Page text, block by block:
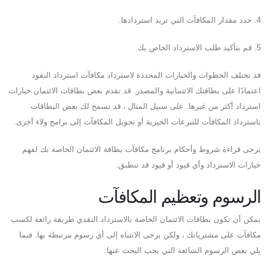
4. حدد مقدار المكافآت التي تريد استردادها.
5. قم بتأكيد طلب الاسترداد الخاص بك.
قد تختلف الخطوات والخيارات المحددة لاسترداد مكافآت استرداد النقود
اعتمادًا على بطاقتك الائتمانية والمصدر. قد تقدم بعض بطاقات الائتمان خيارات
استرداد أكثر من غيرها. على سبيل المثال ، قد تسمح لك بعض البطاقات
باسترداد المكافآت للتبرعات الخيرية أو تحويل المكافآت إلى برامج ولاء أخرى.
يرجى قراءة شروط وأحكام برنامج مكافآت بطاقة الائتمان الخاصة بك لفهم
خيارات الاسترداد وأي قيود أو قيود قد تنطبق.
الرسوم وتعظيم المكافآت
يمكن أن تكون بطاقات الائتمان الخاصة بالاسترداد النقدي طريقة رائعة لكسب
مكافآت على مشترياتك ، ولكن يرجى الانتباه إلى أي رسوم مرتبطة بها. فيما
يلي بعض الرسوم الشائعة التي يجب البحث عنها: